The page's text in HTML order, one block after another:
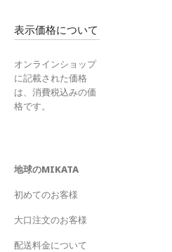
表示価格について
オンラインショップ
に記載された価格
は、消費税込みの価
格です。
地球のMIKATA
初めてのお客様
大口注文のお客様
配送料金について